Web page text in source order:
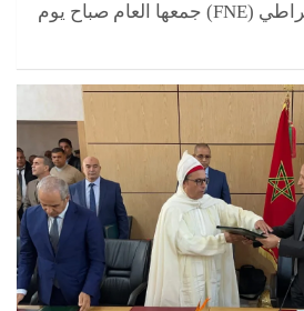
للتعليم-التوجه الديمقراطي (FNE) جمعها العام صباح يوم